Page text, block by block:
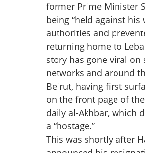
former Prime Minister
being “held against his
authorities and
returning home to
story has gone viral on
networks and around
Beirut, having first
on the front page of
daily al-Akhbar, which
a “hostage.”
This was shortly after